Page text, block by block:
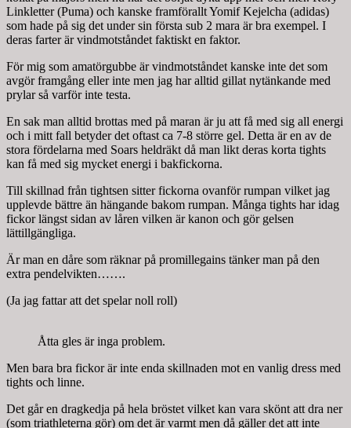
Linkletter (Puma) och kanske framförallt Yomif Kejelcha (adidas)
som hade på sig det under sin första sub 2 mara är bra exempel. I
deras farter är vindmotståndet faktiskt en faktor.
För mig som amatörgubbe är vindmotståndet kanske inte det som
avgör framgång eller inte men jag har alltid gillat nytänkande med
prylar så varför inte testa.
En sak man alltid brottas med på maran är ju att få med sig all energi
och i mitt fall betyder det oftast ca 7-8 större gel. Detta är en av de
stora fördelarna med Soars heldräkt då man likt deras korta tights
kan få med sig mycket energi i bakfickorna.
Till skillnad från tightsen sitter fickorna ovanför rumpan vilket jag
upplevde bättre än hängande bakom rumpan. Många tights har idag
fickor längst sidan av låren vilken är kanon och gör gelsen
lättillgängliga.
Är man en dåre som räknar på promillegains tänker man på den
extra pendelvikten…….
(Ja jag fattar att det spelar noll roll)
Åtta gles är inga problem.
Men bara bra fickor är inte enda skillnaden mot en vanlig dress med
tights och linne.
Det går en dragkedja på hela bröstet vilket kan vara skönt att dra ner
(som triathleterna gör) om det är varmt men då gäller det att inte